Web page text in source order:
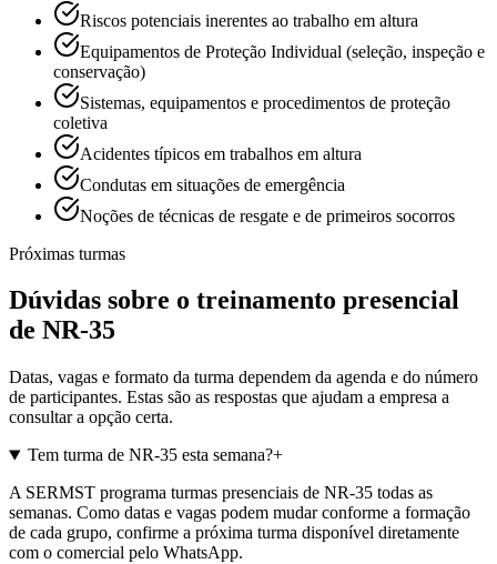
Riscos potenciais inerentes ao trabalho em altura
Equipamentos de Proteção Individual (seleção, inspeção e
conservação)
Sistemas, equipamentos e procedimentos de proteção
coletiva
Acidentes típicos em trabalhos em altura
Condutas em situações de emergência
Noções de técnicas de resgate e de primeiros socorros
Próximas turmas
Dúvidas sobre o treinamento presencial
de NR-35
Datas, vagas e formato da turma dependem da agenda e do número
de participantes. Estas são as respostas que ajudam a empresa a
consultar a opção certa.
Tem turma de NR-35 esta semana?+
A SERMST programa turmas presenciais de NR-35 todas as
semanas. Como datas e vagas podem mudar conforme a formação
de cada grupo, confirme a próxima turma disponível diretamente
com o comercial pelo WhatsApp.